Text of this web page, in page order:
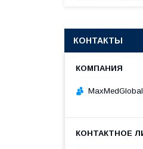
КОНТАКТЫ
MaxMedGlobal